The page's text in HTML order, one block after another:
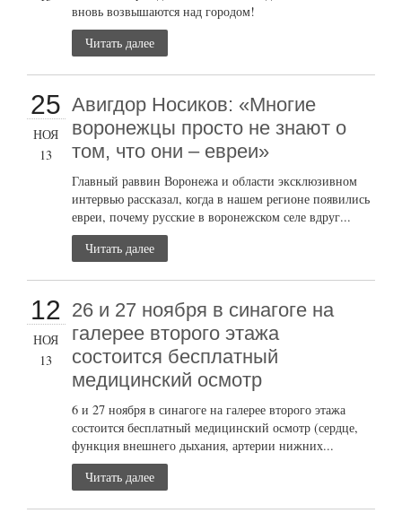
вновь возвышаются над городом!
Читать далее
25
НОЯ
13
Авигдор Носиков: «Многие
воронежцы просто не знают о
том, что они – евреи»
Главный раввин Воронежа и области эксклюзивном
интервью рассказал, когда в нашем регионе появились
евреи, почему русские в воронежском селе вдруг...
Читать далее
12
НОЯ
13
26 и 27 ноября в синагоге на
галерее второго этажа
состоится бесплатный
медицинский осмотр
6 и 27 ноября в синагоге на галерее второго этажа
состоится бесплатный медицинский осмотр (сердце,
функция внешнего дыхания, артерии нижних...
Читать далее